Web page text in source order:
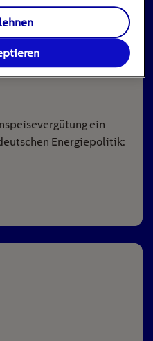
Photovoltaik-
ein
Energiepolitik: